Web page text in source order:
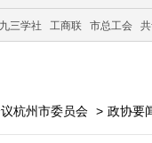
九三学社 工商联 市总工会
杭州市委员会 > 政协要